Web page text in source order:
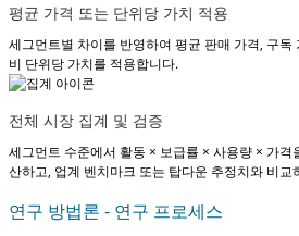
평균 가격 또는 단위당 가치 적용
세그먼트별 차이를 반영하여 평균 판매 가격, 구독
비 단위당 가치를 적용합니다.
전체 시장 집계 및 검증
세그먼트 수준에서 활동 × 보급률 × 사용량 × 가격
산하고, 업계 벤치마크 또는 탑다운 추정치와 비교
연구 방법론 - 연구 프로세스